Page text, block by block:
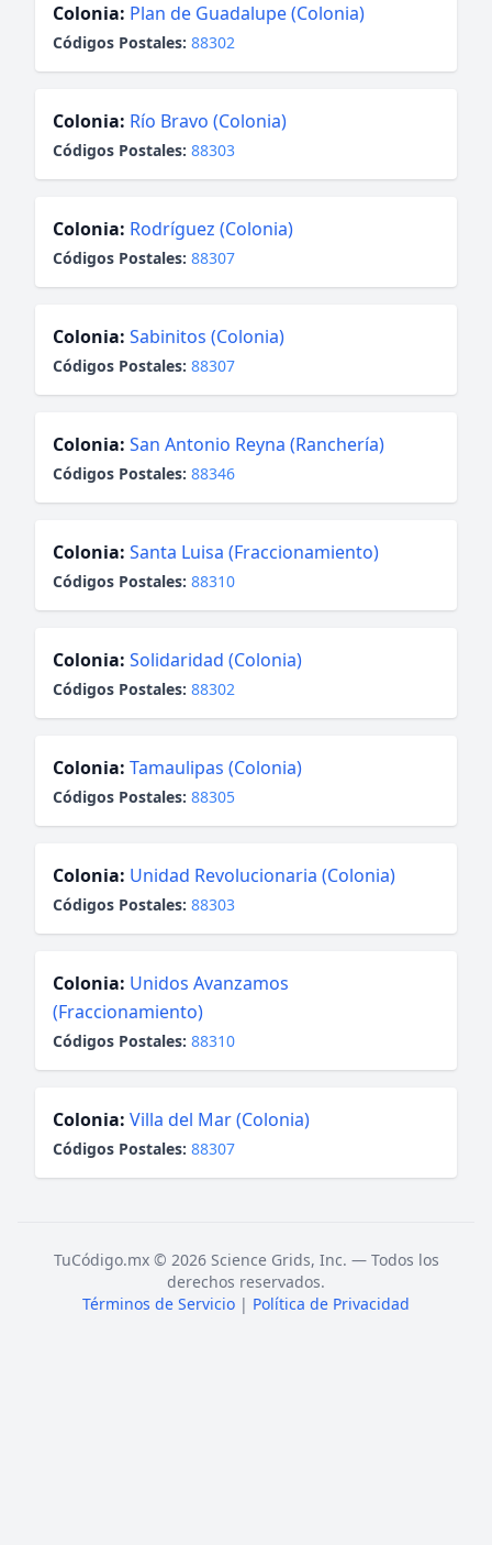
Colonia: Plan de Guadalupe (Colonia)
Códigos Postales: 88302
Colonia: Río Bravo (Colonia)
Códigos Postales: 88303
Colonia: Rodríguez (Colonia)
Códigos Postales: 88307
Colonia: Sabinitos (Colonia)
Códigos Postales: 88307
Colonia: San Antonio Reyna (Ranchería)
Códigos Postales: 88346
Colonia: Santa Luisa (Fraccionamiento)
Códigos Postales: 88310
Colonia: Solidaridad (Colonia)
Códigos Postales: 88302
Colonia: Tamaulipas (Colonia)
Códigos Postales: 88305
Colonia: Unidad Revolucionaria (Colonia)
Códigos Postales: 88303
Colonia: Unidos Avanzamos
(Fraccionamiento)
Códigos Postales: 88310
Colonia: Villa del Mar (Colonia)
Códigos Postales: 88307
TuCódigo.mx © 2026 Science Grids, Inc. — Todos los
derechos reservados.
Términos de Servicio | Política de Privacidad